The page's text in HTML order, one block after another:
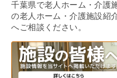
千葉県で老人ホーム・介護
の老人ホーム・介護施設紹
へご相談ください。